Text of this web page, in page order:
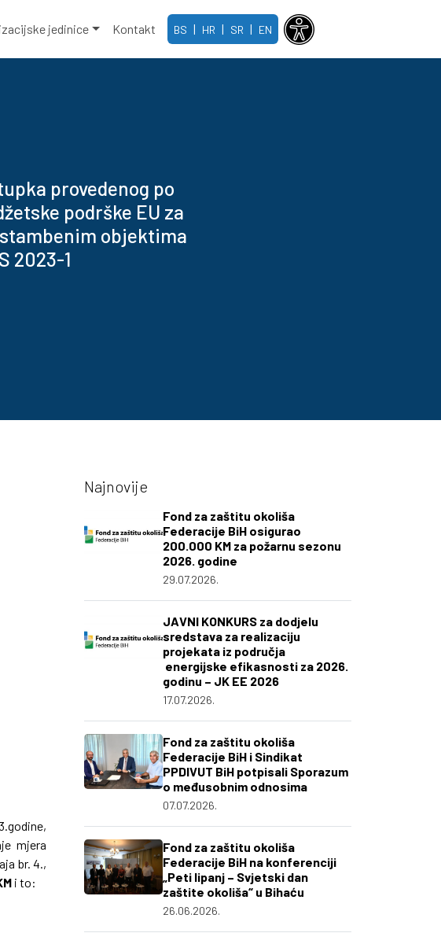
jedinice Kontakt BS | HR | SR | EN
provedenog po
podrške EU za
objektima
2023-1
mjera
br. 4.,
i to:
Najnovije
Fond za zaštitu okoliša
Federacije BiH osigurao
200.000 KM za požarnu sezonu
2026. godine
29.07.2026.
JAVNI KONKURS za dodjelu
sredstava za realizaciju
projekata iz područja
energijske efikasnosti za 2026.
godinu – JK EE 2026
17.07.2026.
Fond za zaštitu okoliša
Federacije BiH i Sindikat
PPDIVUT BiH potpisali Sporazum
o međusobnim odnosima
07.07.2026.
Fond za zaštitu okoliša
Federacije BiH na konferenciji
„Peti lipanj – Svjetski dan
zaštite okoliša“ u Bihaću
26.06.2026.